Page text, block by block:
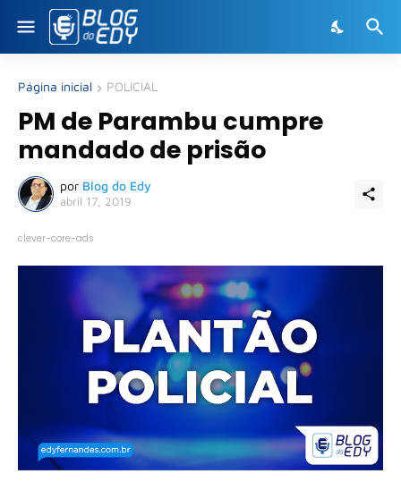
Página inicial POLICIAL
PM de Parambu cumpre
mandado de prisão
por Blog do Edy
abril 17, 2019
clever-core-ads